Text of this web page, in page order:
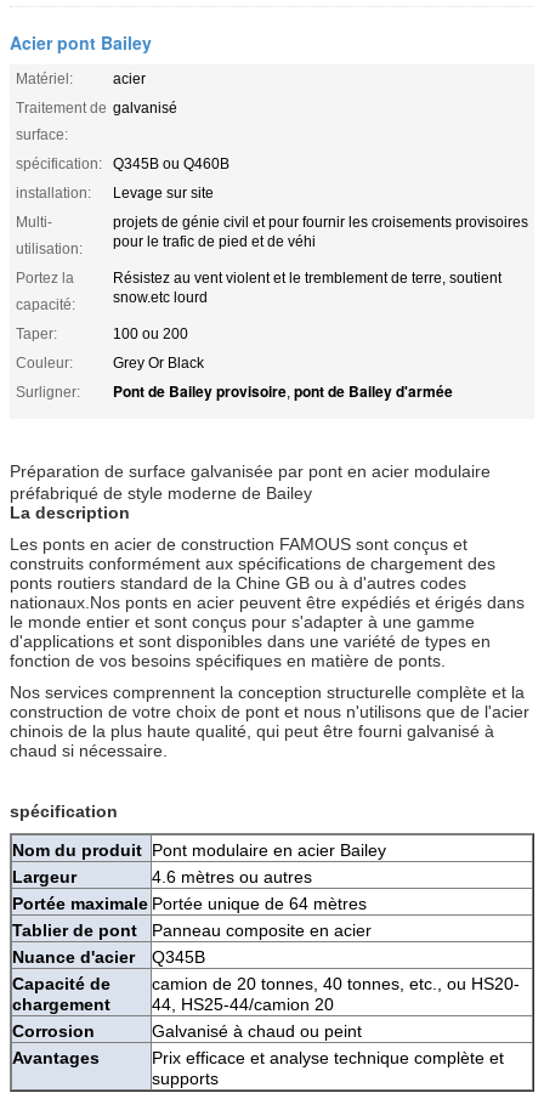
Acier pont Bailey
Matériel:
acier
Traitement de
surface:
galvanisé
spécification:
Q345B ou Q460B
installation:
Levage sur site
Multi-
utilisation:
projets de génie civil et pour fournir les croisements provisoires
pour le trafic de pied et de véhi
Portez la
capacité:
Résistez au vent violent et le tremblement de terre, soutient
snow.etc lourd
Taper:
100 ou 200
Couleur:
Grey Or Black
Surligner:
Pont de Bailey provisoire, pont de Bailey d'armée
Préparation de surface galvanisée par pont en acier modulaire
préfabriqué de style moderne de Bailey
La description
Les ponts en acier de construction FAMOUS sont conçus et
construits conformément aux spécifications de chargement des
ponts routiers standard de la Chine GB ou à d'autres codes
nationaux.Nos ponts en acier peuvent être expédiés et érigés dans
le monde entier et sont conçus pour s'adapter à une gamme
d'applications et sont disponibles dans une variété de types en
fonction de vos besoins spécifiques en matière de ponts.
Nos services comprennent la conception structurelle complète et la
construction de votre choix de pont et nous n'utilisons que de l'acier
chinois de la plus haute qualité, qui peut être fourni galvanisé à
chaud si nécessaire.
spécification
Nom du produit Pont modulaire en acier Bailey
Largeur
4.6 mètres ou autres
Portée maximale Portée unique de 64 mètres
Tablier de pont
Panneau composite en acier
Nuance d'acier
Q345B
Capacité de
chargement
camion de 20 tonnes, 40 tonnes, etc., ou HS20-
44, HS25-44/camion 20
Corrosion
Galvanisé à chaud ou peint
Avantages
Prix ​​​​efficace et analyse technique complète et
supports